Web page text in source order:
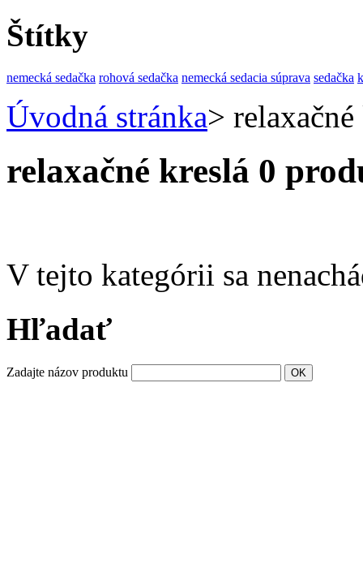
Štítky
nemecká sedačka rohová sedačka nemecká sedacia súprava sedačka
Úvodná stránka>
relaxačné kreslá 0
V tejto kategórii sa
Hľadať
Zadajte názov produktu